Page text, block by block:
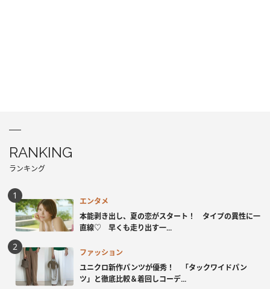
RANKING
ランキング
エンタメ
本能剥き出し、夏の恋がスタート！ タイプの異性に一
直線♡ 早くも走り出す一...
ファッション
ユニクロ新作パンツが優秀！ 「タックワイドパン
ツ」と徹底比較＆着回しコーデ...